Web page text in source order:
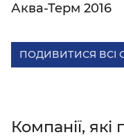
Аква-Терм 2016
ПОДИВИТИСЯ ВСІ
Компанії,